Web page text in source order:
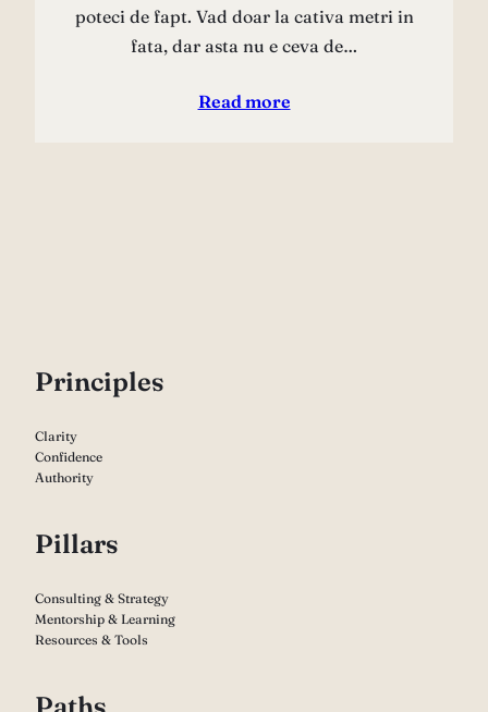
poteci de fapt. Vad doar la cativa metri in
fata, dar asta nu e ceva de…
Read more
Principles
Clarity
Confidence
Authority
Pillars
Consulting & Strategy
Mentorship & Learning
Resources & Tools